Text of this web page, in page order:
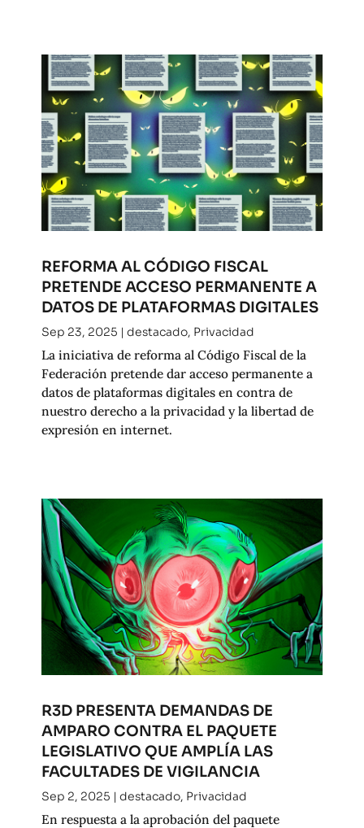
REFORMA AL CÓDIGO FISCAL
PRETENDE ACCESO PERMANENTE A
DATOS DE PLATAFORMAS DIGITALES
Sep 23, 2025 | destacado, Privacidad
La iniciativa de reforma al Código Fiscal de la
Federación pretende dar acceso permanente a
datos de plataformas digitales en contra de
nuestro derecho a la privacidad y la libertad de
expresión en internet.
R3D PRESENTA DEMANDAS DE
AMPARO CONTRA EL PAQUETE
LEGISLATIVO QUE AMPLÍA LAS
FACULTADES DE VIGILANCIA
Sep 2, 2025 | destacado, Privacidad
En respuesta a la aprobación del paquete